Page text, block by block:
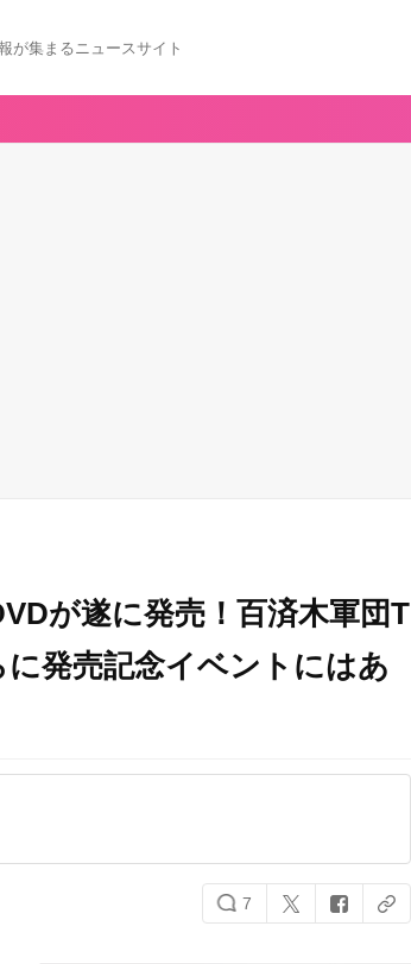
が集まるニュースサイト
が遂に発売！百済木軍団T
発売記念イベントにはあ
7